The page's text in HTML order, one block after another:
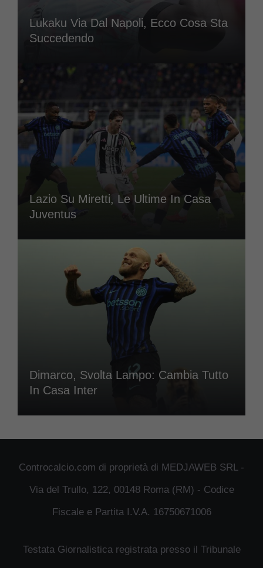
Lukaku Via Dal Napoli, Ecco Cosa Sta
Succedendo
Lazio Su Miretti, Le Ultime In Casa
Juventus
Dimarco, Svolta Lampo: Cambia Tutto
In Casa Inter
Controcalcio.com di proprietà di MEDJAWEB SRL -
Via del Trullo, 122, 00148 Roma (RM) - Codice
Fiscale e Partita I.V.A. 16750671006
Testata Giornalistica registrata presso il Tribunale